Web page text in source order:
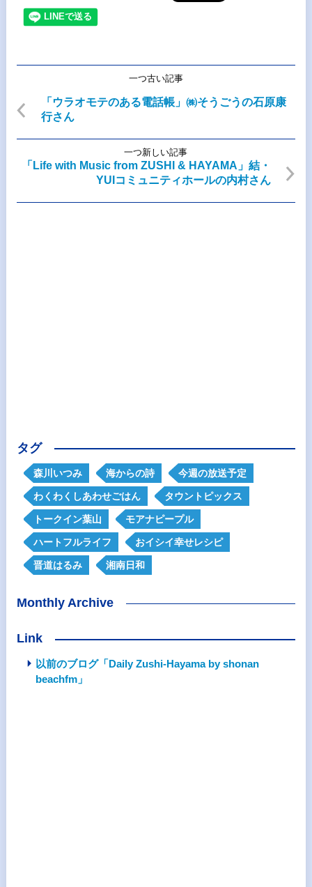
一つ古い記事
「ウラオモテのある電話帳」㈱そうごうの石原康
行さん
一つ新しい記事
「Life with Music from ZUSHI & HAYAMA」結・
YUIコミュニティホールの内村さん
タグ
森川いつみ 海からの詩 今週の放送予定
わくわくしあわせごはん タウントピックス
トークイン葉山 モアナピープル
ハートフルライフ おイシイ幸せレシピ
晋道はるみ 湘南日和
Monthly Archive
Link
以前のブログ「Daily Zushi-Hayama by shonan
beachfm」